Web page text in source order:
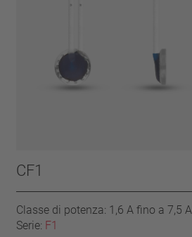
CF1
Classe di potenza: 1,6 A fino a 7,5 A
Serie: F1